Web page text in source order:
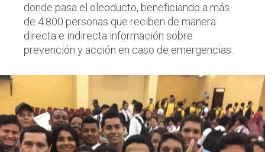
donde pasa el oleoducto, beneficiando a más
de 4.800 personas que reciben de manera
directa e indirecta información sobre
prevención y acción en caso de emergencias.